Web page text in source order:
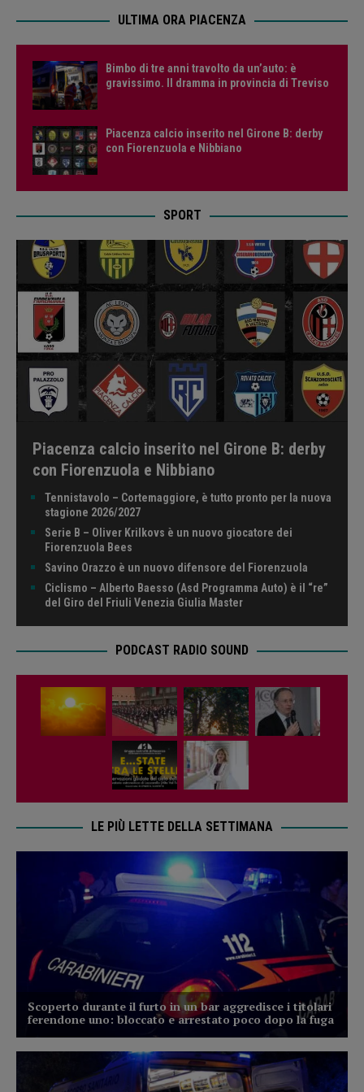
ULTIMA ORA PIACENZA
Bimbo di tre anni travolto da un’auto: è
gravissimo. Il dramma in provincia di Treviso
Piacenza calcio inserito nel Girone B: derby
con Fiorenzuola e Nibbiano
SPORT
Piacenza calcio inserito nel Girone B: derby
con Fiorenzuola e Nibbiano
Tennistavolo – Cortemaggiore, è tutto pronto per la nuova
stagione 2026/2027
Serie B – Oliver Krilkovs è un nuovo giocatore dei
Fiorenzuola Bees
Savino Orazzo è un nuovo difensore del Fiorenzuola
Ciclismo – Alberto Baesso (Asd Programma Auto) è il “re”
del Giro del Friuli Venezia Giulia Master
PODCAST RADIO SOUND
LE PIÙ LETTE DELLA SETTIMANA